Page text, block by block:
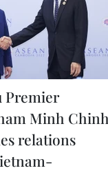
Premier
Minh Chinh
relations